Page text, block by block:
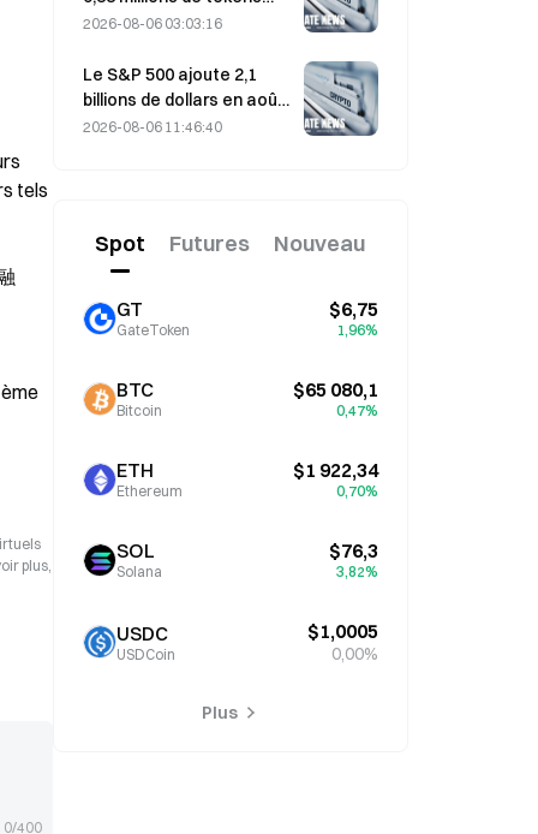
tels
plus,
0/400
d’une valeur de 3,18
août
2026-08-06 03:03:16
Le S&P 500 ajoute 2,1
billions de dollars en août,
en hausse de 3,12 %,
2026-08-06 11:46:40
Spot Futures Nouveau
GT
GateToken
$6,75
1,96%
BTC
Bitcoin
$65 080,1
0,47%
ETH
Ethereum
$1 922,34
0,70%
SOL
Solana
$76,3
3,82%
USDC
USDCoin
$1,0005
0,00%
Plus